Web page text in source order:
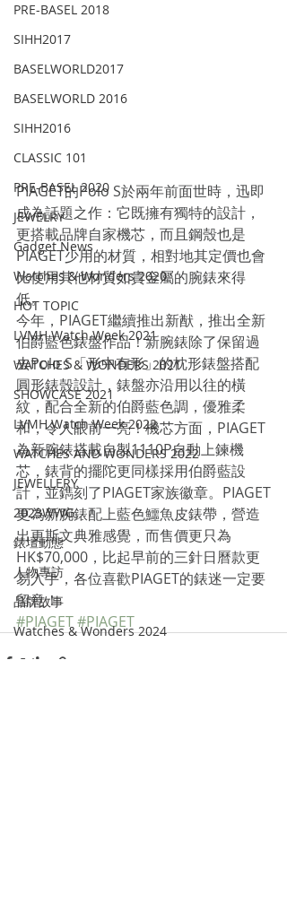
PRE-BASEL 2018
SIHH2017
BASELWORLD2017
BASELWORLD 2016
SIHH2016
CLASSIC 101
PRE-BASEL 2020
JEWELRY
Gadget News
Watches & Wonders 2020
HOT TOPIC
LVMH Watch Week 2021
WATCHES & WONDERS 2021
SHOWCASE 2021
LVMH Watch Week 2022
WATCHES AND WONDERS 2022
JEWELLERY
2023WWG
錶壇動態
人物專訪
品牌故事
Watches & Wonders 2024
PIAGET的Polo S於兩年前面世時，迅即
成為話題之作：它既擁有獨特的設計，
更搭載品牌自家機芯，而且鋼殼也是
PIAGET少用的材質，相對地其定價也會
比使用其他材質如貴金屬的腕錶來得
低。
今年，PIAGET繼續推出新猷，推出全新
伯爵藍色錶盤作品！新腕錶除了保留過
去Polo S「形中有形」的枕形錶盤搭配
圓形錶殼設計，錶盤亦沿用以往的橫
紋，配合全新的伯爵藍色調，優雅柔
和，令人眼前一亮！機芯方面，PIAGET
為新腕錶搭載自製1110P自動上鍊機
芯，錶背的擺陀更同樣採用伯爵藍設
計，並鐫刻了PIAGET家族徽章。PIAGET
更為新腕錶配上藍色鱷魚皮錶帶，營造
出更斯文典雅感覺，而售價更只為
HK$70,000，比起早前的三針日曆款更
易入手，各位喜歡PIAGET的錶迷一定要
留意！
#PIAGET#PIAGET